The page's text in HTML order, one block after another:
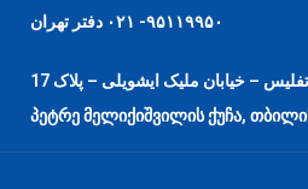
۹۵۱۱۹۹۵۰- ۰۲۱ دفتر تهران
– خیابان ملیک ایشویلی – پلاک 17